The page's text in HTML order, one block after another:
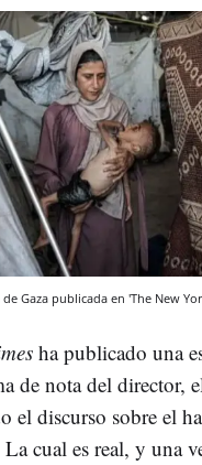
Gaza publicada en 'The New
ha publicado una
de nota del director,
el discurso sobre el
cual es real, y una